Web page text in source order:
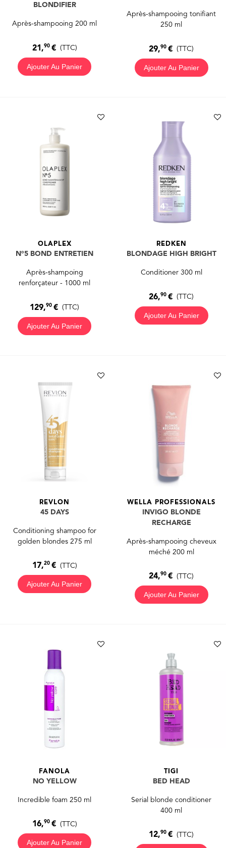
BLONDIFIER
Après-shampooing 200 ml
21,90 € (TTC)
Ajouter Au Panier
Après-shampooing tonifiant
250 ml
29,90€ (TTC)
Ajouter Au Panier
OLAPLEX
N°5 BOND ENTRETIEN
Après-shampoing
renforçateur - 1000 ml
129,90€ (TTC)
Ajouter Au Panier
REDKEN
BLONDAGE HIGH BRIGHT
Conditioner 300 ml
26,90€ (TTC)
Ajouter Au Panier
REVLON
45 DAYS
Conditioning shampoo for
golden blondes 275 ml
17,20 € (TTC)
Ajouter Au Panier
WELLA PROFESSIONALS
INVIGO BLONDE
RECHARGE
Après-shampooing cheveux
méché 200 ml
24,90€ (TTC)
Ajouter Au Panier
FANOLA
NO YELLOW
Incredible foam 250 ml
16,90 € (TTC)
Ajouter Au Panier
TIGI
BED HEAD
Serial blonde conditioner
400 ml
12,90€ (TTC)